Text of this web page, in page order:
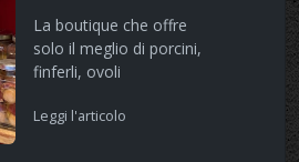
La boutique che offre
solo il meglio di porcini,
finferli, ovoli
Leggi l'articolo